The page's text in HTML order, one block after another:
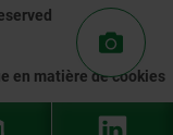
en matière de cookies